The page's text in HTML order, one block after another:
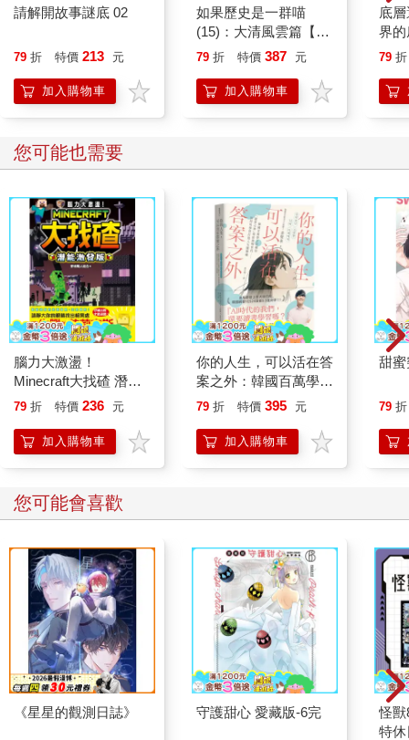
請解開故事謎底 02
79 折 特價 213 元
加入購物車
如果歷史是一群喵
(15)：大清風雲篇【萌
貓漫畫學歷史】
79 折 特價 387 元
加入購物車
底
界
79 折
您可能也需要
腦力大激盪！
Minecraft大找碴 潛能
激發版
79 折 特價 236 元
加入購物車
你的人生，可以活在答
案之外：韓國百萬學子
信賴的「讀書之神」寫
學習打造人生選擇權
79 折 特價 395 元
加入購物車
甜
79 折
您可能會喜歡
《星星的觀測日誌》 守護甜心 愛藏版-6完
怪獸
特